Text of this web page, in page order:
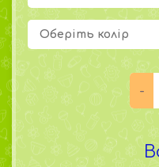
Оберіть колір